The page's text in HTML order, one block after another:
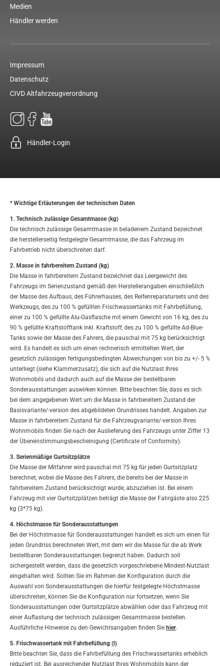
Medien
Händler werden
Impressum
Datenschutz
CIVD Altfahrzeugverordnung
Händler-Login
* Wichtige Erläuterungen der technischen Daten
1. Technisch zulässige Gesamtmasse (kg)
Die technisch zulässige Gesamtmasse in beladenem Zustand bezeichnet
die herstellerseitig festgelegte Gesamtmasse, die das Fahrzeug im
Fahrbetrieb nicht überschreiten darf.
2. Masse in fahrbereitem Zustand (kg)
Die Masse in fahrbereitem Zustand bezeichnet das Leergewicht des
Fahrzeugs im Serienzustand gemäß den Herstellerangaben einschließlich
der Masse des Aufbaus, des Führerhauses, des Reifenreparatursets und des
Werkzeugs, des zu 100 % gefüllten Frischwassertanks mit Fahrbefüllung,
einer zu 100 % gefüllte Alu-Gasflasche mit einem Gewicht von 16 kg, des zu
90 % gefüllte Kraftstofftank inkl. Kraftstoff, des zu 100 % gefüllte Ad-Blue-
Tanks sowie der Masse des Fahrers, die pauschal mit 75 kg berücksichtigt
wird. Es handelt es sich um einen rechnerisch ermittelten Wert, der
gesetzlich zulässigen fertigungsbedingten Abweichungen von bis zu +/- 5 %
unterliegt (siehe Klammerzusatz), die sich auf die Nutzlast Ihres
Wohnmobils und dadurch auch auf die Masse der bestellbaren
Sonderausstattungen auswirken können. Bitte beachten Sie, dass es sich
bei dem angegebenen Wert um die Masse in fahrbereitem Zustand der
Basisvariante/-version des abgebildeten Grundrisses handelt. Angaben zur
Masse in fahrbereitem Zustand für die Fahrzeugvariante/-version Ihres
Wohnmobils finden Sie nach der Auslieferung des Fahrzeugs unter Ziffer 13
der Übereinstimmungsbescheinigung (Certificate of Conformity).
3. Serienmäßige Gurtsitzplätze
Die Masse der Mitfahrer wird pauschal mit 75 kg für jeden Gurtsitzplatz
berechnet, wobei die Masse des Fahrers, die bereits bei der Masse in
fahrbereitem Zustand berücksichtigt wurde, abzuziehen ist. Bei einem
Fahrzeug mit vier Gurtsitzplätzen beträgt die Masse der Fahrgäste also 225
kg (3*75 kg).
4. Höchstmasse für Sonderausstattungen
Bei der Höchstmasse für Sonderausstattungen handelt es sich um einen für
jeden Grundriss berechneten Wert, mit dem wir die Masse für die ab Werk
bestellbaren Sonderausstattungen begrenzt haben. Dadurch soll
sichergestellt werden, dass die gesetzlich vorgeschriebene Mindest-Nutzlast
eingehalten wird. Sollten Sie im Rahmen der Konfiguration durch die
Auswahl von Sonderausstattungen die hierfür festgelegte Höchstmasse
überschreiten, können Sie die Konfiguration nur fortsetzen, wenn Sie
Sonderausstattungen oder Gurtsitzplätze abwählen oder das Fahrzeug mit
einer Auflastung der technisch zulässigen Gesamtmasse bestellen.
Ausführliche Hinweise zu den Gewichtsangaben finden Sie hier.
5. Frischwassertank mit Fahrbefüllung (l)
Bitte beachten Sie, dass die Fahrbefüllung des Frischwassertanks erheblich
reduziert ist. Bei ausreichender Nutzlast Ihres Wohnmobils kann der